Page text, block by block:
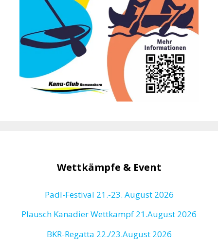
Wettkämpfe & Event
Padl-Festival 21.-23. August 2026
Plausch Kanadier Wettkampf 21.August 2026
BKR-Regatta 22./23.August 2026